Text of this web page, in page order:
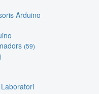
Arduino
(59)